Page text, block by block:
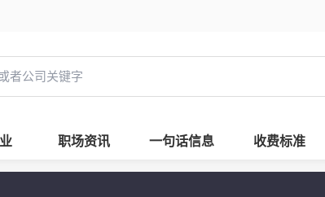
职场资讯 一句话信息 收费标准